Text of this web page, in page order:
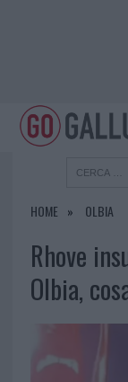
HOME OLBIA
Rhove
Olbia,